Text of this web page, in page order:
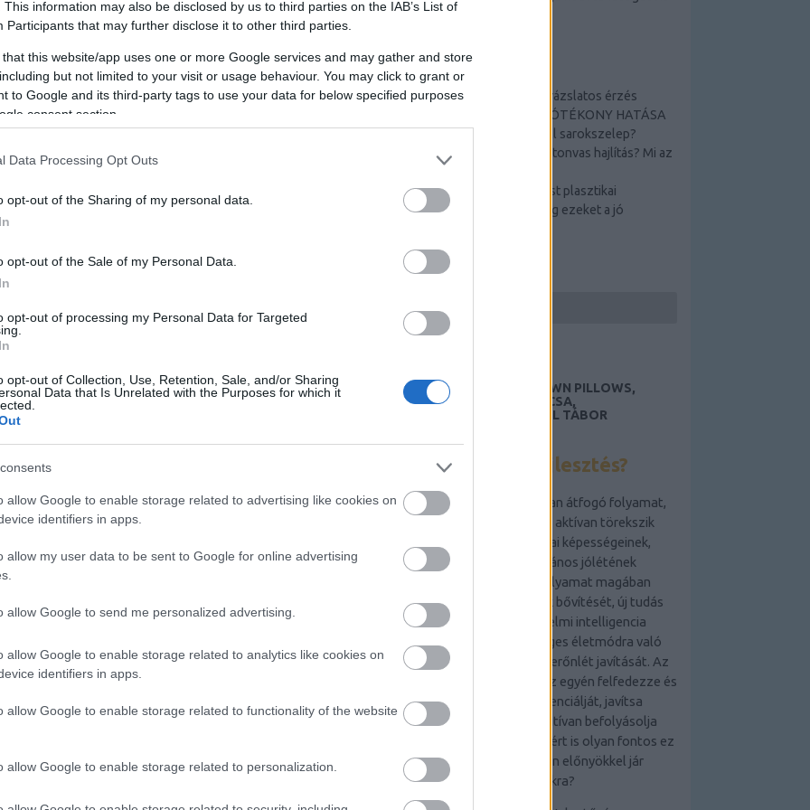
This information may also be disclosed by us to third parties on the IAB’s List of
Participants that may further disclose it to other third parties.
that this website/app uses one or more Google services and may gather and store
but not limited to your visit or usage behaviour. You may click to grant or
to Google and its third-party tags to use your data for below specified purposes
consent section.
Data Processing Opt Outs
opt-out of the Sharing of my personal data.
opt-out of the Sale of my Personal Data.
opt-out of processing my Personal Data for Targeted
opt-out of Collection, Use, Retention, Sale, and/or Sharing
Data that Is Unrelated with the Purposes for which it
allow Google to enable storage related to advertising like cookies on
identifiers in apps.
allow my user data to be sent to Google for online advertising
allow Google to send me personalized advertising.
allow Google to enable storage related to analytics like cookies on
identifiers in apps.
allow Google to enable storage related to functionality of the website
allow Google to enable storage related to personalization.
lépniük egy AI marketing ügynökséggel, hogy
amely ehhez a jövőhöz szükséges. Ha az
vannak szigetelve, rendetlenek vagy nem
Agens AI-t. Szemét be, szemét ki. Egy
ma biztosítja, hogy márkája "tiszta adat" alapot
CDP-k révén). Ez az adat-higiénia lesz az
években, elválasztva a piaci vezetőket, akik
akik még mindig alap spreadsheet-
amelyek képesek tervezni, végrehajtani és
minimális emberi felügyelettel – képviseli a
akciókat javasolnak; végrehajtanak több-
A/B tesztelnek kreatív variációkat, és
és fejlődve minden iterációból. Azok az európai
adatinfrastruktúrát és irányítási
a képességeknek az adaptálására, amint
és innovációban.
fejlődik, az EU AI Act új
AI rendszerekre, beleértve bizonyos marketing
való partnerség, amely a szabályozási
technológiai stackje compliant maradjon,
megfelelési megközelítés nem csupán csökkenti a
is válhat, mivel az európai fogyasztók egyre
amelyek demonstrálják az AI felelős,
télen és nyáron egyaránt.
TOP 5
Tamási termálfürdő _ varázslatos érzés
A TAMÁSI GYÓGYVÍZ JÓTÉKONY HATÁSA
Hogyan működik a Schell sarokszelep?
Hogyan lehetséges a betonvas hajlítás? Mi az
Nehéz döntés a Szeptest plasztikai
sebészetről? Nézze meg ezeket a jó
KERESÉS
HUNGARIAN GOOSE DOWN PILLOWS,
AUTÓEMELŐ, DÍSZTÁRCSA,
LAKÁSFOTÓZÁS, ANGOL TÁBOR
Mi az önfejlesztés?
Az önfejlesztés egy olyan átfogó folyamat,
amely során az egyén aktívan törekszik
személyes és szakmai képességeinek,
tudásának és általános jólétének
fejlesztésére. Ez a folyamat magában
foglalhatja a készségek bővítését, új tudás
elsajátítását, az érzelmi intelligencia
növelését, az egészséges életmódra való
törekvést és a mentális erőnlét javítását. Az
hogy az egyén felfedezze és
kiaknázza saját potenciálját, javítsa
életminőségét és pozitívan befolyásolja
környezetét. De vajon miért is olyan fontos ez
a folyamat, és milyen előnyökkel jár
számunkra?